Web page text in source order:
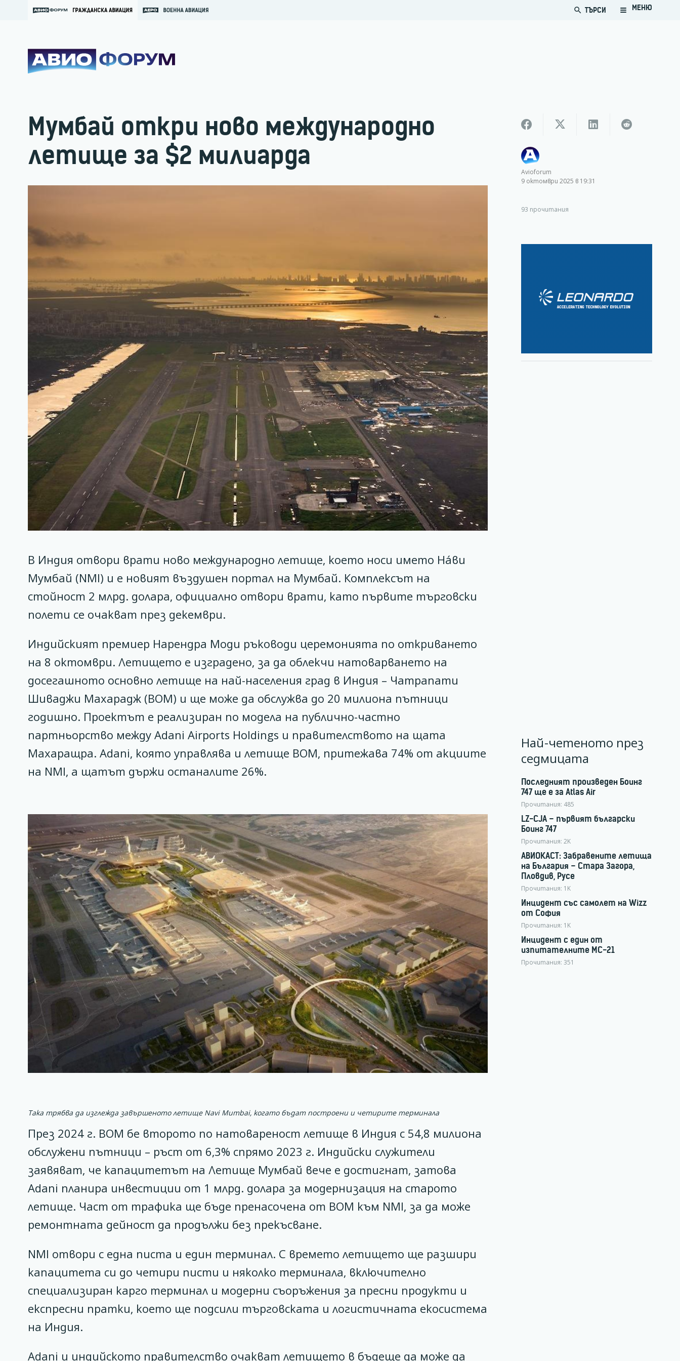
search ТЪРСИ МЕНЮ
Мумбай откри ново международно
летище за $2 милиарда
В Индия отвори врати ново международно летище, което носи името На́ви
Мумбай (NMI) и е новият въздушен портал на Мумбай. Комплексът на
стойност 2 млрд. долара, официално отвори врати, като първите търговски
полети се очакват през декември.
Индийският премиер Нарендра Моди ръководи церемонията по откриването
на 8 октомври. Летището е изградено, за да облекчи натоварването на
досегашното основно летище на най-населения град в Индия – Чатрапати
Шиваджи Махарадж (BOM) и ще може да обслужва до 20 милиона пътници
годишно. Проектът е реализиран по модела на публично-частно
партньорство между Adani Airports Holdings и правителството на щата
Махаращра. Adani, която управлява и летище BOM, притежава 74% от акциите
на NMI, а щатът държи останалите 26%.
Така трябва да изглежда завършеното летище Navi Mumbai, когато бъдат построени и четирите терминала
През 2024 г. BOM бе второто по натовареност летище в Индия с 54,8 милиона
обслужени пътници – ръст от 6,3% спрямо 2023 г. Индийски служители
заявяват, че капацитетът на Летище Мумбай вече е достигнат, затова
Adani планира инвестиции от 1 млрд. долара за модернизация на старото
летище. Част от трафика ще бъде пренасочена от BOM към NMI, за да може
ремонтната дейност да продължи без прекъсване.
NMI отвори с една писта и един терминал. С времето летището ще разшири
капацитета си до четири писти и няколко терминала, включително
специализиран карго терминал и модерни съоръжения за пресни продукти и
експресни пратки, което ще подсили търговската и логистичната екосистема
на Индия.
Adani и индийското правителство очакват летището в бъдеще да може да
Avioforum
9 октомври 2025 в 19:31
93 прочитания
Най-четеното през
седмицата
Последният произведен Боинг
747 ще е за Atlas Air
Прочитания: 485
LZ-CJA – първият български
Боинг 747
Прочитания: 2K
АВИОКАСТ: Забравените летища
на България – Стара Загора,
Пловдив, Русе
Прочитания: 1K
Инцидент със самолет на Wizz
от София
Прочитания: 1K
Инцидент с един от
изпитателните МС-21
Прочитания: 351